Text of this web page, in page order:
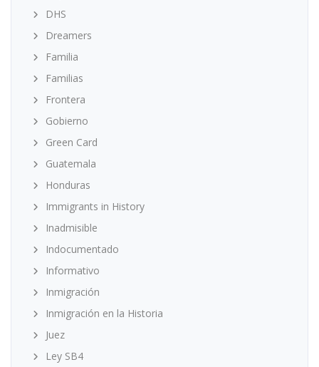
DHS
Dreamers
Familia
Familias
Frontera
Gobierno
Green Card
Guatemala
Honduras
Immigrants in History
Inadmisible
Indocumentado
Informativo
Inmigración
Inmigración en la Historia
Juez
Ley SB4